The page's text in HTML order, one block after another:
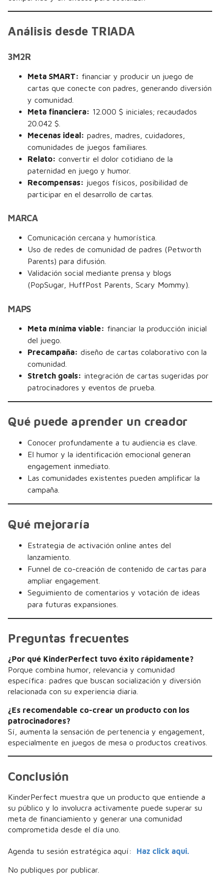
Análisis desde TRIADA
3M2R
Meta SMART: financiar y producir un juego de
cartas que conecte con padres, generando diversión
y comunidad.
Meta financiera: 12.000 $ iniciales; recaudados
20.042 $.
Mecenas ideal: padres, madres, cuidadores,
comunidades de juegos familiares.
Relato: convertir el dolor cotidiano de la
paternidad en juego y humor.
Recompensas: juegos físicos, posibilidad de
participar en el desarrollo de cartas.
MARCA
Comunicación cercana y humorística.
Uso de redes de comunidad de padres (Petworth
Parents) para difusión.
Validación social mediante prensa y blogs
(PopSugar, HuffPost Parents, Scary Mommy).
MAPS
Meta mínima viable: financiar la producción inicial
del juego.
Precampaña: diseño de cartas colaborativo con la
comunidad.
Stretch goals: integración de cartas sugeridas por
patrocinadores y eventos de prueba.
Qué puede aprender un creador
Conocer profundamente a tu audiencia es clave.
El humor y la identificación emocional generan
engagement inmediato.
Las comunidades existentes pueden amplificar la
campaña.
Qué mejoraría
Estrategia de activación online antes del
lanzamiento.
Funnel de co-creación de contenido de cartas para
ampliar engagement.
Seguimiento de comentarios y votación de ideas
para futuras expansiones.
Preguntas frecuentes
¿Por qué KinderPerfect tuvo éxito rápidamente?
Porque combina humor, relevancia y comunidad
específica: padres que buscan socialización y diversión
relacionada con su experiencia diaria.
¿Es recomendable co-crear un producto con los
patrocinadores?
Sí, aumenta la sensación de pertenencia y engagement,
especialmente en juegos de mesa o productos creativos.
Conclusión
KinderPerfect muestra que un producto que entiende a
su público y lo involucra activamente puede superar su
meta de financiamiento y generar una comunidad
comprometida desde el día uno.
Agenda tu sesión estratégica aquí: Haz click aqui.
No publiques por publicar.